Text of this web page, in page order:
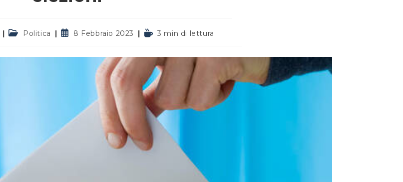
Categoria
Politica
Articolo
8 Febbraio 2023
Tempo3 min di lettura